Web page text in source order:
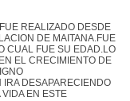
REALIZADO DESDE
DE MAITANA.FUE
CUAL FUE SU EDAD.LO
EL CRECIMIENTO DE
DESAPARECIENDO
EN ESTE